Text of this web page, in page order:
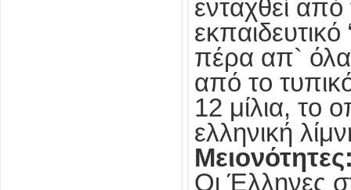
ενταχθεί από
πέρα απ` όλα
από το
12 μίλια, το
ελληνική
Οι Έλληνες